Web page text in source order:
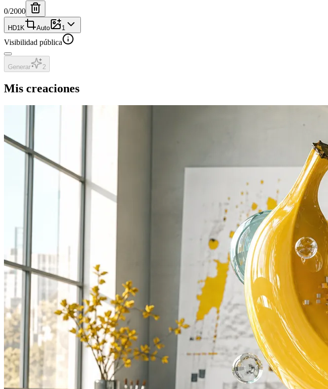
0/2000
HD1K Auto 1
Visibilidad pública
Generar 2
Mis creaciones